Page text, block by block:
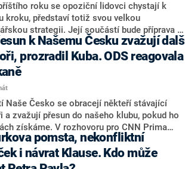
roku se opoziční lidovci chystají k
kroku, představí totiž svou velkou
strategii. Její součástí bude příprava na
populace, řekl ve středu na setkání s novináři
lidovců Jan Grolich. Ten zároveň v
volbách kandiduje ve Vyškově. Popsal i
o níž vládní strany nebo političtí
mluví jako o slabé a v defenzivě. „Je to
práce upozorňovat na chyby vlády. Ministři s
nechodí do debat. Chceme ale ukazovat
odpověděl Grolich na dotaz CNN Prima
prozradil Kuba. ODS reagovala
Naše Česko se obracejí někteří stávající
a zvažují přesun do našeho klubu, pokud ho
získáme. V rozhovoru pro CNN Prima
řekl zakladatel hnutí a jihočeský hejtman
Konkrétní nebyl, ale získat by takto mohl
senátora Zdeňka Hrabu, který je dnes
i návrat Klause. Kdo může